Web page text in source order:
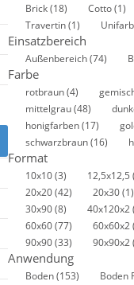
Brick(18) Cotto(1)
Travertin(1)
Einsatzbereich
Außenbereich(74)
Farbe
rotbraun(4)
mittelgrau(48)
honigfarben(17)
schwarzbraun(16)
Format
10x10(3) 12,5x12,5
20x20(42) 20x30(1)
30x90(8) 40x120x2
60x60(77) 60x60x2
90x90(33) 90x90x2
Anwendung
Boden(153) Boden